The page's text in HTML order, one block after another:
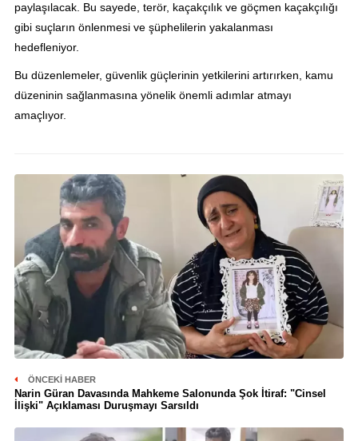
paylaşılacak. Bu sayede, terör, kaçakçılık ve göçmen kaçakçılığı
gibi suçların önlenmesi ve şüphelilerin yakalanması
hedefleniyor.
Bu düzenlemeler, güvenlik güçlerinin yetkilerini artırırken, kamu
düzeninin sağlanmasına yönelik önemli adımlar atmayı
amaçlıyor.
ÖNCEKI HABER
Narin Güran Davasında Mahkeme Salonunda Şok İtiraf: "Cinsel
İlişki" Açıklaması Duruşmayı Sarsıldı